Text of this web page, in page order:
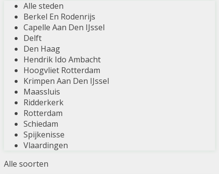
Alle steden
Berkel En Rodenrijs
Capelle Aan Den IJssel
Delft
Den Haag
Hendrik Ido Ambacht
Hoogvliet Rotterdam
Krimpen Aan Den IJssel
Maassluis
Ridderkerk
Rotterdam
Schiedam
Spijkenisse
Vlaardingen
Alle soorten